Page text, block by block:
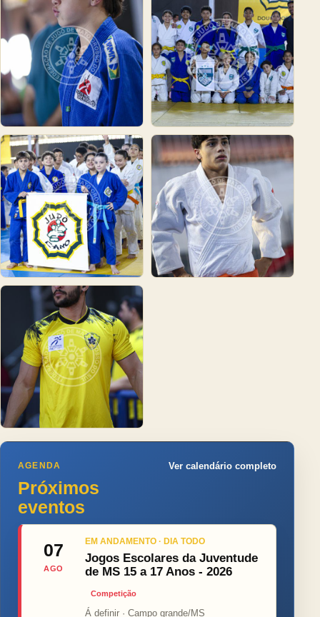
AGENDA
Próximos
eventos
Ver calendário completo
07
AGO
EM ANDAMENTO · DIA TODO
Jogos Escolares da Juventude
de MS 15 a 17 Anos - 2026
Competição
Á definir · Campo grande/MS